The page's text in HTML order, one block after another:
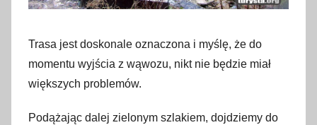
Trasa jest doskonale oznaczona i myślę, że do
momentu wyjścia z wąwozu, nikt nie będzie miał
większych problemów.
Podążając dalej zielonym szlakiem, dojdziemy do